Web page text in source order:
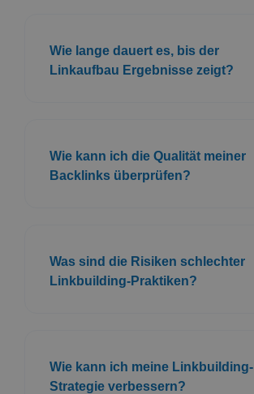
Wie lange dauert es, bis der
Linkaufbau Ergebnisse zeigt?
Wie kann ich die Qualität meiner
Backlinks überprüfen?
Was sind die Risiken schlechter
Linkbuilding-Praktiken?
Wie kann ich meine Linkbuilding-
Strategie verbessern?